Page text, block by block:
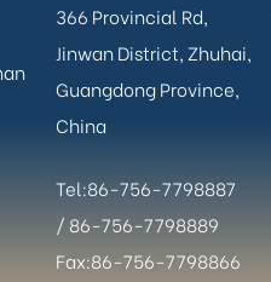
366 Provincial Rd,
Jinwan District, Zhuhai,
Guangdong Province,
China
Tel:86-756-7798887
/ 86-756-7798889
Fax:86-756-7798866